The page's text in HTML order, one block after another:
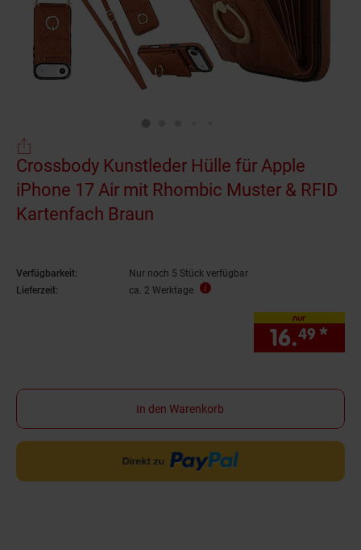
Crossbody Kunstleder Hülle für Apple
iPhone 17 Air mit Rhombic Muster & RFID
Kartenfach Braun
Verfügbarkeit:
Nur noch 5 Stück verfügbar
Lieferzeit:
ca. 2 Werktage
nur
16.49 *
In den Warenkorb